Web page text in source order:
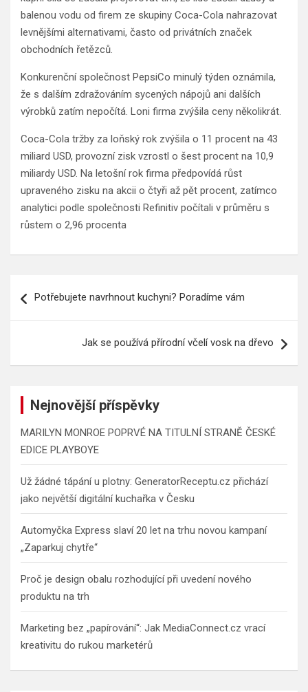
balenou vodu od firem ze skupiny Coca-Cola nahrazovat
levnějšími alternativami, často od privátních značek
obchodních řetězců.
Konkurenční společnost PepsiCo minulý týden oznámila,
že s dalším zdražováním sycených nápojů ani dalších
výrobků zatím nepočítá. Loni firma zvýšila ceny několikrát.
Coca-Cola tržby za loňský rok zvýšila o 11 procent na 43
miliard USD, provozní zisk vzrostl o šest procent na 10,9
miliardy USD. Na letošní rok firma předpovídá růst
upraveného zisku na akcii o čtyři až pět procent, zatímco
analytici podle společnosti Refinitiv počítali v průměru s
růstem o 2,96 procenta
proPotřebujete navrhnout kuchyni? Poradíme vám
Jak se používá přírodní včelí vosk na dřevo
Nejnovější příspěvky
MARILYN MONROE POPRVÉ NA TITULNÍ STRANĚ ČESKÉ
EDICE PLAYBOYE
Už žádné tápání u plotny: GeneratorReceptu.cz přichází
jako největší digitální kuchařka v Česku
Automyčka Express slaví 20 let na trhu novou kampaní
„Zaparkuj chytře“
Proč je design obalu rozhodující při uvedení nového
produktu na trh
Marketing bez „papírování“: Jak MediaConnect.cz vrací
kreativitu do rukou marketérů